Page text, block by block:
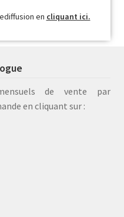
en cliquant ici.
de vente par
en cliquant sur :